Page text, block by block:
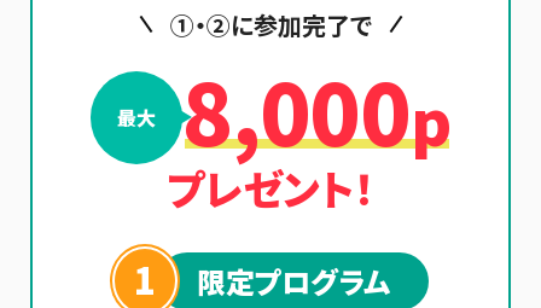
①・②に参加完了で
最大 8,000p
プレゼント！
1 限定プログラム